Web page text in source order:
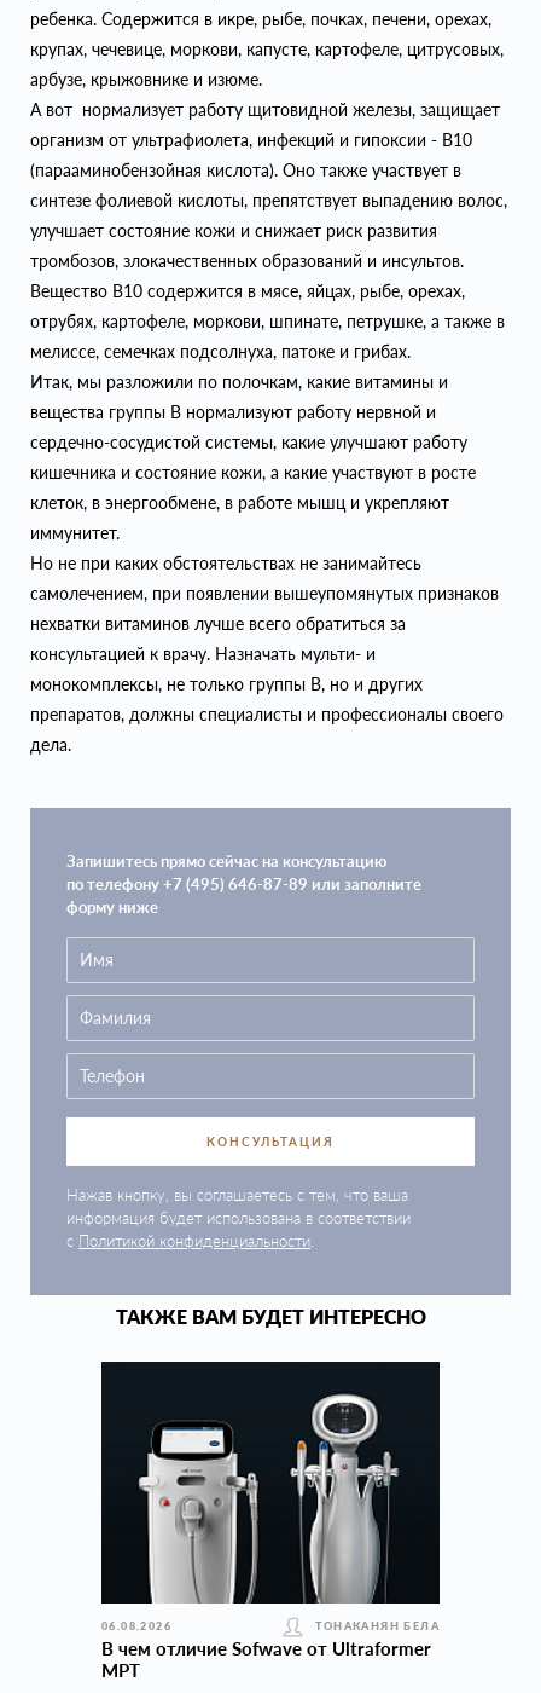
ребенка. Содержится в икре, рыбе, почках, печени, орехах,
крупах, чечевице, моркови, капусте, картофеле, цитрусовых,
арбузе, крыжовнике и изюме.
А вот нормализует работу щитовидной железы, защищает
организм от ультрафиолета, инфекций и гипоксии - B10
(парааминобензойная кислота). Оно также участвует в
синтезе фолиевой кислоты, препятствует выпадению волос,
улучшает состояние кожи и снижает риск развития
тромбозов, злокачественных образований и инсультов.
Вещество B10 содержится в мясе, яйцах, рыбе, орехах,
отрубях, картофеле, моркови, шпинате, петрушке, а также в
мелиссе, семечках подсолнуха, патоке и грибах.
Итак, мы разложили по полочкам, какие витамины и
вещества группы В нормализуют работу нервной и
сердечно-сосудистой системы, какие улучшают работу
кишечника и состояние кожи, а какие участвуют в росте
клеток, в энергообмене, в работе мышц и укрепляют
иммунитет.
Но не при каких обстоятельствах не занимайтесь
самолечением, при появлении вышеупомянутых признаков
нехватки витаминов лучше всего обратиться за
консультацией к врачу. Назначать мульти- и
монокомплексы, не только группы В, но и других
препаратов, должны специалисты и профессионалы своего
дела.
Запишитесь прямо сейчас на консультацию
по телефону +7 (495) 646-87-89 или заполните
форму ниже
КОНСУЛЬТАЦИЯ
Нажав кнопку, вы соглашаетесь с тем, что ваша
информация будет использована в соответствии
с Политикой конфиденциальности
ТАКЖЕ ВАМ БУДЕТ ИНТЕРЕСНО
06.08.2026 ТОНАКАНЯН БЕЛА
В чем отличие Sofwave от Ultraformer
MPT